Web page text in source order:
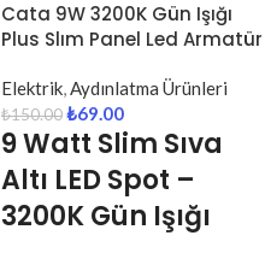
Cata 9W 3200K Gün Işığı
Plus Slım Panel Led Armatür
Elektrik,Aydınlatma Ürünleri
₺150.00₺69.00
9 Watt Slim Sıva
Altı LED Spot –
3200K Gün Işığı